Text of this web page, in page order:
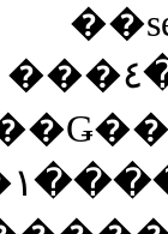
���٤���̯�˰㤦�褦